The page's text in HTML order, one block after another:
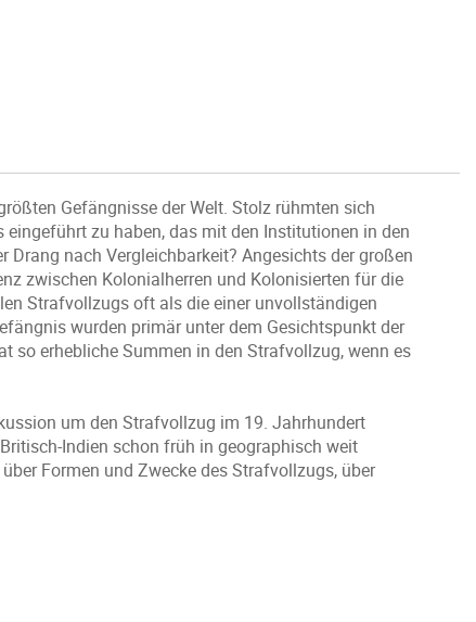
Gefängnisse der Welt. Stolz rühmten sich
zu haben, das mit den Institutionen in den
Drang nach Vergleichbarkeit? Angesichts der großen
zwischen Kolonialherren und Kolonisierten für die
Strafvollzugs oft als die einer unvollständigen
wurden primär unter dem Gesichtspunkt der
so erhebliche Summen in den Strafvollzug, wenn es
um den Strafvollzug im 19. Jahrhundert
Indien schon früh in geographisch weit
Formen und Zwecke des Strafvollzugs, über